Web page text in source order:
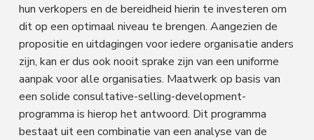
hun verkopers en de bereidheid hierin te investeren om
dit op een optimaal niveau te brengen. Aangezien de
propositie en uitdagingen voor iedere organisatie anders
zijn, kan er dus ook nooit sprake zijn van een uniforme
aanpak voor alle organisaties. Maatwerk op basis van
een solide consultative-selling-development-
programma is hierop het antwoord. Dit programma
bestaat uit een combinatie van een analyse van de